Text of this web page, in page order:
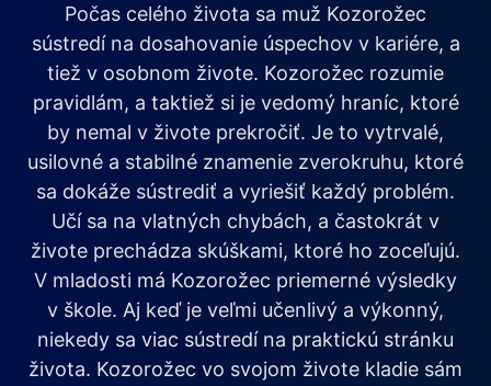
Počas celého života sa muž Kozorožec
sústredí na dosahovanie úspechov v kariére, a
tiež v osobnom živote. Kozorožec rozumie
pravidlám, a taktiež si je vedomý hraníc, ktoré
by nemal v živote prekročiť. Je to vytrvalé,
usilovné a stabilné znamenie zverokruhu, ktoré
sa dokáže sústrediť a vyriešiť každý problém.
Učí sa na vlatných chybách, a častokrát v
živote prechádza skúškami, ktoré ho zoceľujú.
V mladosti má Kozorožec priemerné výsledky
v škole. Aj keď je veľmi učenlivý a výkonný,
niekedy sa viac sústredí na praktickú stránku
života. Kozorožec vo svojom živote kladie sám